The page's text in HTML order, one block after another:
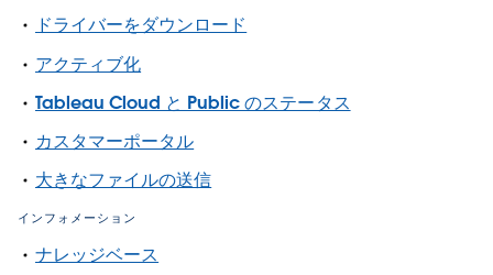
ドライバーをダウンロード
アクティブ化
Tableau Cloud と Public のステータス
カスタマーポータル
大きなファイルの送信
インフォメーション
ナレッジベース